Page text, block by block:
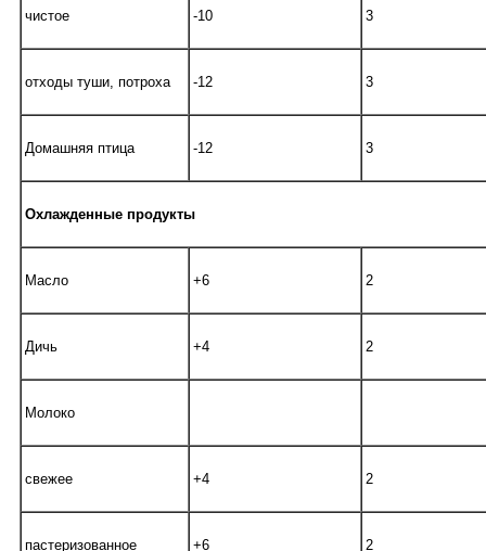
чистое -10 3
отходы туши, потроха -12 3
Домашняя птица -12 3
Охлажденные продукты
Масло +6 2
Дичь +4 2
Молоко
свежее +4 2
пастеризованное +6 2